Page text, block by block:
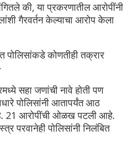
की, या प्रकरणातील आरोपींनी
गैरवर्तन केल्याचा आरोप केला
पोलिसांकडे कोणतीही तक्रार
सहा जणांची नावे होती पण
पोलिसांनी आतापर्यंत आठ
21 आरोपींची ओळख पटली आहे.
परवानेही पोलिसांनी निलंबित